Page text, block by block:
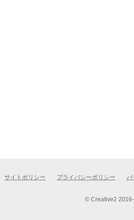
サイトポリシー プライバシーポリシー パ
© Creative2 2016-